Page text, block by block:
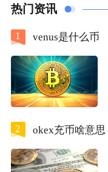
热门资讯
1 venus是什么币
2 okex充币啥意思